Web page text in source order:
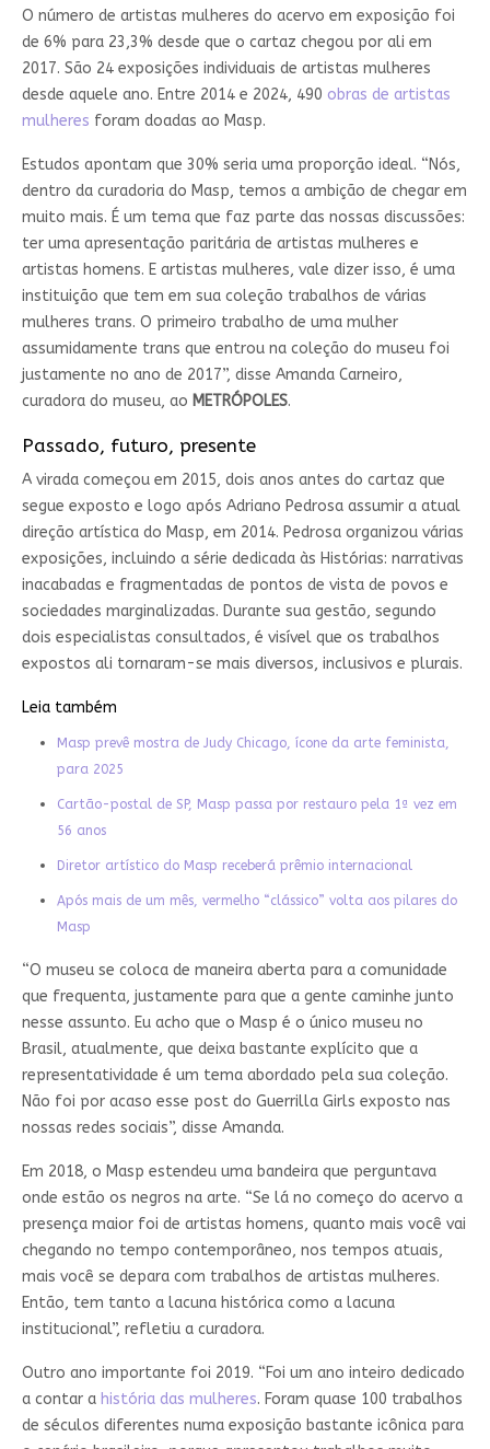
O número de artistas mulheres do acervo em exposição foi
de 6% para 23,3% desde que o cartaz chegou por ali em
2017. São 24 exposições individuais de artistas mulheres
desde aquele ano. Entre 2014 e 2024, 490 obras de artistas
mulheres foram doadas ao Masp.
Estudos apontam que 30% seria uma proporção ideal. “Nós,
dentro da curadoria do Masp, temos a ambição de chegar em
muito mais. É um tema que faz parte das nossas discussões:
ter uma apresentação paritária de artistas mulheres e
artistas homens. E artistas mulheres, vale dizer isso, é uma
instituição que tem em sua coleção trabalhos de várias
mulheres trans. O primeiro trabalho de uma mulher
assumidamente trans que entrou na coleção do museu foi
justamente no ano de 2017”, disse Amanda Carneiro,
curadora do museu, ao METRÓPOLES.
Passado, futuro, presente
A virada começou em 2015, dois anos antes do cartaz que
segue exposto e logo após Adriano Pedrosa assumir a atual
direção artística do Masp, em 2014. Pedrosa organizou várias
exposições, incluindo a série dedicada às Histórias: narrativas
inacabadas e fragmentadas de pontos de vista de povos e
sociedades marginalizadas. Durante sua gestão, segundo
dois especialistas consultados, é visível que os trabalhos
expostos ali tornaram-se mais diversos, inclusivos e plurais.
Leia também
Masp prevê mostra de Judy Chicago, ícone da arte feminista,
para 2025
Cartão-postal de SP, Masp passa por restauro pela 1ª vez em
56 anos
Diretor artístico do Masp receberá prêmio internacional
Após mais de um mês, vermelho “clássico” volta aos pilares do
Masp
“O museu se coloca de maneira aberta para a comunidade
que frequenta, justamente para que a gente caminhe junto
nesse assunto. Eu acho que o Masp é o único museu no
Brasil, atualmente, que deixa bastante explícito que a
representatividade é um tema abordado pela sua coleção.
Não foi por acaso esse post do Guerrilla Girls exposto nas
nossas redes sociais”, disse Amanda.
Em 2018, o Masp estendeu uma bandeira que perguntava
onde estão os negros na arte. “Se lá no começo do acervo a
presença maior foi de artistas homens, quanto mais você vai
chegando no tempo contemporâneo, nos tempos atuais,
mais você se depara com trabalhos de artistas mulheres.
Então, tem tanto a lacuna histórica como a lacuna
institucional”, refletiu a curadora.
Outro ano importante foi 2019. “Foi um ano inteiro dedicado
a contar a história das mulheres. Foram quase 100 trabalhos
de séculos diferentes numa exposição bastante icônica para